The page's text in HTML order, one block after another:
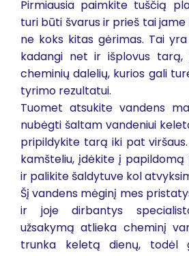
Pirmiausia paimkite tuščią
turi būti švarus ir prieš tai
ne koks kitas gėrimas. Tai
kadangi net ir išplovus tarą,
cheminių dalelių, kurios gali
tyrimo rezultatui.
Tuomet atsukite vandens
nubėgti šaltam vandeniui
pripildykite tarą iki pat
kamšteliu, įdėkite į
ir palikite šaldytuve kol
Šį vandens mėginį mes
ir joje dirbantys
užsakymą atlieka cheminį
trunka keletą dienų, todėl